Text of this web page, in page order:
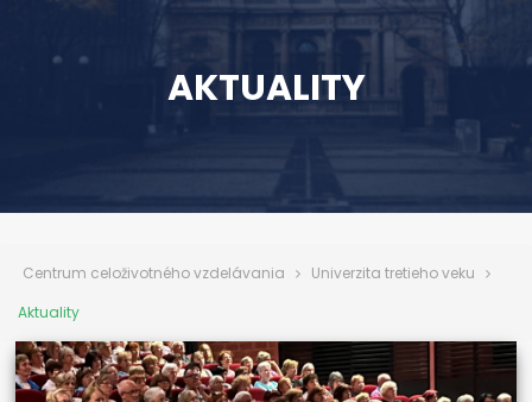
AKTUALITY
Centrum celoživotného vzdelávania
Univerzita tretieho veku
Aktuality